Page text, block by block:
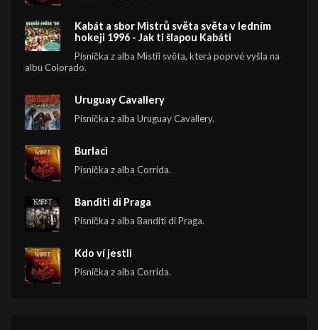
Kabát a sbor Mistrů světa světa v ledním
hokeji 1996 - Jak ti šlapou Kabáti
Písnička z alba Mistři světa, která poprvé vyšla na
albu Colorado.
Uruguay Cavallery
Písnička z alba Uruguay Cavallery.
Burlaci
Písnička z alba Corrida.
Banditi di Praga
Písnička z alba Banditi di Praga.
Kdo ví jestli
Písnička z alba Corrida.